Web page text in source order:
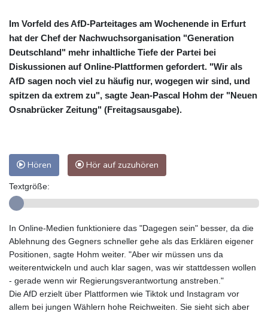
Im Vorfeld des AfD-Parteitages am Wochenende in Erfurt
hat der Chef der Nachwuchsorganisation "Generation
Deutschland" mehr inhaltliche Tiefe der Partei bei
Diskussionen auf Online-Plattformen gefordert. "Wir als
AfD sagen noch viel zu häufig nur, wogegen wir sind, und
spitzen da extrem zu", sagte Jean-Pascal Hohm der "Neuen
Osnabrücker Zeitung" (Freitagsausgabe).
Hören Hör auf zuzuhören
Textgröße:
In Online-Medien funktioniere das "Dagegen sein" besser, da die
Ablehnung des Gegners schneller gehe als das Erklären eigener
Positionen, sagte Hohm weiter. "Aber wir müssen uns da
weiterentwickeln und auch klar sagen, was wir stattdessen wollen
- gerade wenn wir Regierungsverantwortung anstreben."
Die AfD erzielt über Plattformen wie Tiktok und Instagram vor
allem bei jungen Wählern hohe Reichweiten. Sie sieht sich aber